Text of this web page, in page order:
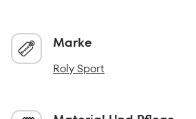
Marke
Roly Sport